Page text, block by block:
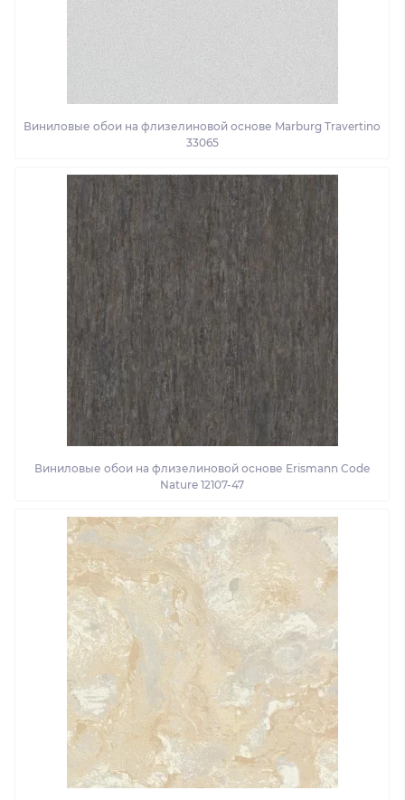
Виниловые обои на флизелиновой основе Marburg Travertino
33065
Виниловые обои на флизелиновой основе Erismann Code
Nature 12107-47